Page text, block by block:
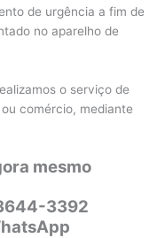
de urgência a fim de
no aparelho de
o serviço de
comércio, mediante
mesmo
3392